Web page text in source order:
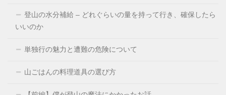
登山の水分補給 – どれぐらいの量を持って行き、確保したら
いいのか
単独行の魅力と遭難の危険について
山ごはんの料理道具の選び方